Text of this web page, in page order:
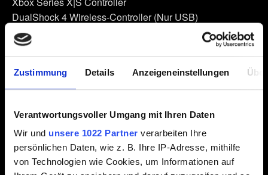
Zustimmung Details Anzeigeneinstellungen
Verantwortungsvoller Umgang mit Ihren Daten
Wir und unsere 1022 Partner verarbeiten Ihre
persönlichen Daten, wie z. B. Ihre IP-Adresse, mithilfe
von Technologien wie Cookies, um Informationen auf
DualShock 4 Wireless-Controller (Nur USB)
DualSense Wireless-Controller (Nur USB)
Xbox One Controller
Xbox One Controller
Xbox Series X|S Controller
PlayStation 4